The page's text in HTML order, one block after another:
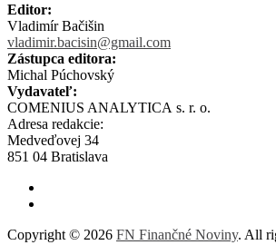
Editor:
Vladimír Bačišin
vladimir.bacisin@gmail.com
Zástupca editora:
Michal Púchovský
Vydavateľ:
COMENIUS ANALYTICA s. r. o.
Adresa redakcie:
Medveďovej 34
851 04 Bratislava
Copyright © 2026 FN Finančné Noviny. All